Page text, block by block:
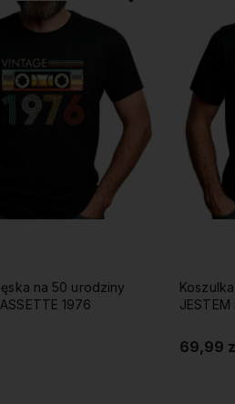
na 50 urodziny
1976
JESTEM
69,99